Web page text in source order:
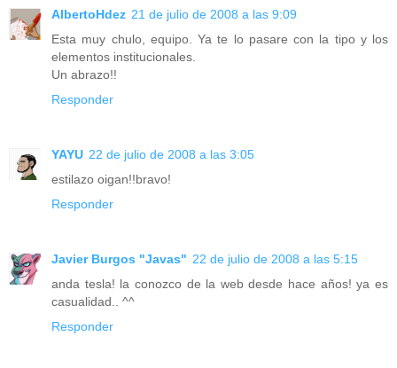
AlbertoHdez 21 de julio de 2008 a las 9:09
Esta muy chulo, equipo. Ya te lo pasare con la tipo y los
elementos institucionales.
Un abrazo!!
Responder
YAYU 22 de julio de 2008 a las 3:05
estilazo oigan!!bravo!
Responder
Javier Burgos "Javas" 22 de julio de 2008 a las 5:15
anda tesla! la conozco de la web desde hace años! ya es
casualidad.. ^^
Responder